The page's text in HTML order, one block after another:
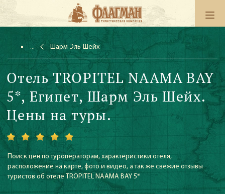
Шарм-Эль-Шейх
Отель TROPITEL NAAMA BAY
5*, Египет, Шарм Эль Шейх.
Цены на туры.
Поиск цен по туроператорам, характеристики отеля,
расположение на карте, фото и видео, а так же свежие отзывы
туристов об отеле TROPITEL NAAMA BAY 5*